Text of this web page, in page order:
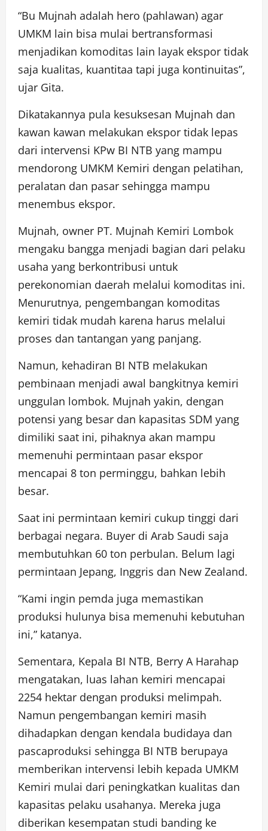
“Bu Mujnah adalah hero (pahlawan) agar
UMKM lain bisa mulai bertransformasi
menjadikan komoditas lain layak ekspor tidak
saja kualitas, kuantitaa tapi juga kontinuitas”,
ujar Gita.
Dikatakannya pula kesuksesan Mujnah dan
kawan kawan melakukan ekspor tidak lepas
dari intervensi KPw BI NTB yang mampu
mendorong UMKM Kemiri dengan pelatihan,
peralatan dan pasar sehingga mampu
menembus ekspor.
Mujnah, owner PT. Mujnah Kemiri Lombok
mengaku bangga menjadi bagian dari pelaku
usaha yang berkontribusi untuk
perekonomian daerah melalui komoditas ini.
Menurutnya, pengembangan komoditas
kemiri tidak mudah karena harus melalui
proses dan tantangan yang panjang.
Namun, kehadiran BI NTB melakukan
pembinaan menjadi awal bangkitnya kemiri
unggulan lombok. Mujnah yakin, dengan
potensi yang besar dan kapasitas SDM yang
dimiliki saat ini, pihaknya akan mampu
memenuhi permintaan pasar ekspor
mencapai 8 ton perminggu, bahkan lebih
besar.
Saat ini permintaan kemiri cukup tinggi dari
berbagai negara. Buyer di Arab Saudi saja
membutuhkan 60 ton perbulan. Belum lagi
permintaan Jepang, Inggris dan New Zealand.
“Kami ingin pemda juga memastikan
produksi hulunya bisa memenuhi kebutuhan
ini,” katanya.
Sementara, Kepala BI NTB, Berry A Harahap
mengatakan, luas lahan kemiri mencapai
2254 hektar dengan produksi melimpah.
Namun pengembangan kemiri masih
dihadapkan dengan kendala budidaya dan
pascaproduksi sehingga BI NTB berupaya
memberikan intervensi lebih kepada UMKM
Kemiri mulai dari peningkatkan kualitas dan
kapasitas pelaku usahanya. Mereka juga
diberikan kesempatan studi banding ke